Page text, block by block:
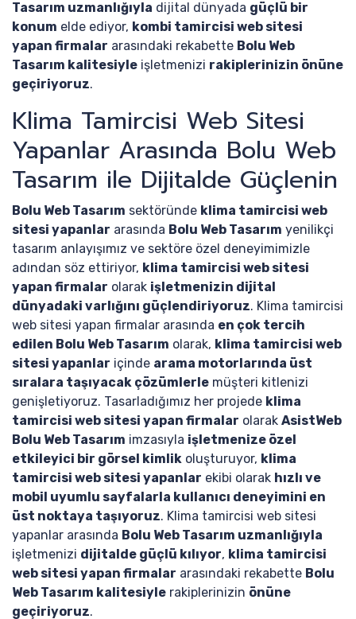
Tasarım uzmanlığıyla dijital dünyada güçlü bir
konum elde ediyor, kombi tamircisi web sitesi
yapan firmalar arasındaki rekabette Bolu Web
Tasarım kalitesiyle işletmenizi rakiplerinizin önüne
geçiriyoruz.
Klima Tamircisi Web Sitesi
Yapanlar Arasında Bolu Web
Tasarım ile Dijitalde Güçlenin
Bolu Web Tasarım sektöründe klima tamircisi web
sitesi yapanlar arasında Bolu Web Tasarım yenilikçi
tasarım anlayışımız ve sektöre özel deneyimimizle
adından söz ettiriyor, klima tamircisi web sitesi
yapan firmalar olarak işletmenizin dijital
dünyadaki varlığını güçlendiriyoruz. Klima tamircisi
web sitesi yapan firmalar arasında en çok tercih
edilen Bolu Web Tasarım olarak, klima tamircisi web
sitesi yapanlar içinde arama motorlarında üst
sıralara taşıyacak çözümlerle müşteri kitlenizi
genişletiyoruz. Tasarladığımız her projede klima
tamircisi web sitesi yapan firmalar olarak AsistWeb
Bolu Web Tasarım imzasıyla işletmenize özel
etkileyici bir görsel kimlik oluşturuyor, klima
tamircisi web sitesi yapanlar ekibi olarak hızlı ve
mobil uyumlu sayfalarla kullanıcı deneyimini en
üst noktaya taşıyoruz. Klima tamircisi web sitesi
yapanlar arasında Bolu Web Tasarım uzmanlığıyla
işletmenizi dijitalde güçlü kılıyor, klima tamircisi
web sitesi yapan firmalar arasındaki rekabette Bolu
Web Tasarım kalitesiyle rakiplerinizin önüne
geçiriyoruz.